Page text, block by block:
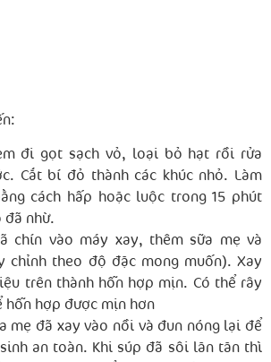
đi gọt sạch vỏ, loại bỏ hạt rồi rửa
Cắt bí đỏ thành các khúc nhỏ. Làm
cách hấp hoặc luộc trong 15 phút
đã nhừ.
chín vào máy xay, thêm sữa mẹ và
chỉnh theo độ đặc mong muốn). Xay
trên thành hỗn hợp mịn. Có thể rây
hỗn hợp được mịn hơn
mẹ đã xay vào nồi và đun nóng lại để
an toàn. Khi súp đã sôi lăn tăn thì